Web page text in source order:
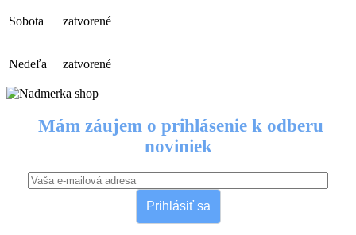
Sobota zatvorené
Nedeľa zatvorené
Mám záujem o prihlásenie k odberu
noviniek
Prihlásiť sa